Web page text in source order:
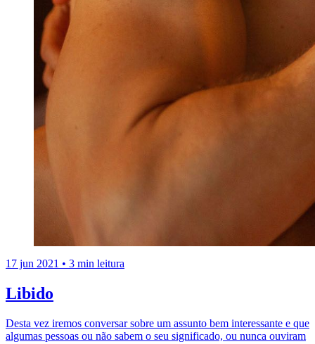
17 jun 2021 • 3 min leitura
Libido
Desta vez iremos conversar sobre um assunto bem interessante e que
algumas pessoas ou não sabem o seu significado, ou nunca ouviram